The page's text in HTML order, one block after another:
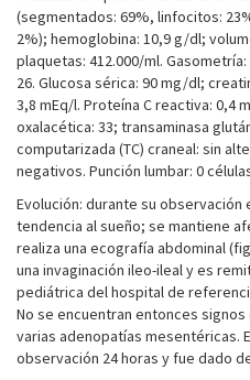
(segmentados: 69%, linfocitos:
2%); hemoglobina: 10,9 g/dl;
plaquetas: 412.000/ml.
26. Glucosa sérica: 90 mg/dl;
3,8 mEq/l. Proteína C reactiva: 0,4
oxalacética: 33; transaminasa
computarizada (TC) craneal: sin
negativos. Punción lumbar: 0
Evolución: durante su
tendencia al sueño; se mantiene
realiza una ecografía abdominal
una invaginación ileo-ileal y es
pediátrica del hospital de
No se encuentran entonces
varias adenopatías mesentéricas.
observación 24 horas y fue dado